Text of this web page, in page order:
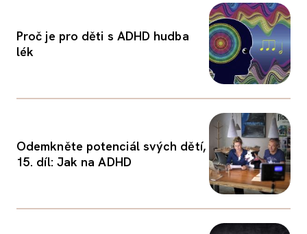
Proč je pro děti s ADHD hudba
lék
Odemkněte potenciál svých dětí,
15. díl: Jak na ADHD